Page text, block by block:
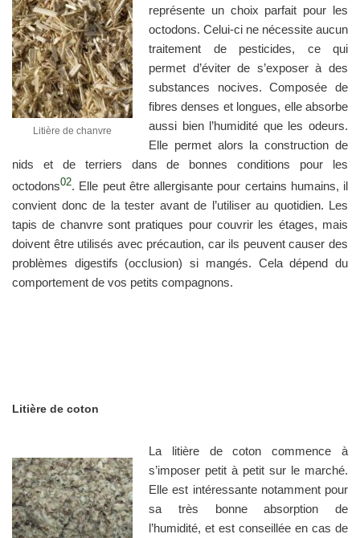
Litière de chanvre
représente un choix parfait pour les
octodons. Celui-ci ne nécessite aucun
traitement de pesticides, ce qui
permet d’éviter de s’exposer à des
substances nocives. Composée de
fibres denses et longues, elle absorbe
aussi bien l’humidité que les odeurs.
Elle permet alors la construction de
nids et de terriers dans de bonnes conditions pour les
octodons02. Elle peut être allergisante pour certains humains, il
convient donc de la tester avant de l’utiliser au quotidien. Les
tapis de chanvre sont pratiques pour couvrir les étages, mais
doivent être utilisés avec précaution, car ils peuvent causer des
problèmes digestifs (occlusion) si mangés. Cela dépend du
comportement de vos petits compagnons.
Litière de coton
La litière de coton commence à
s’imposer petit à petit sur le marché.
Elle est intéressante notamment pour
sa très bonne absorption de
l’humidité, et est conseillée en cas de